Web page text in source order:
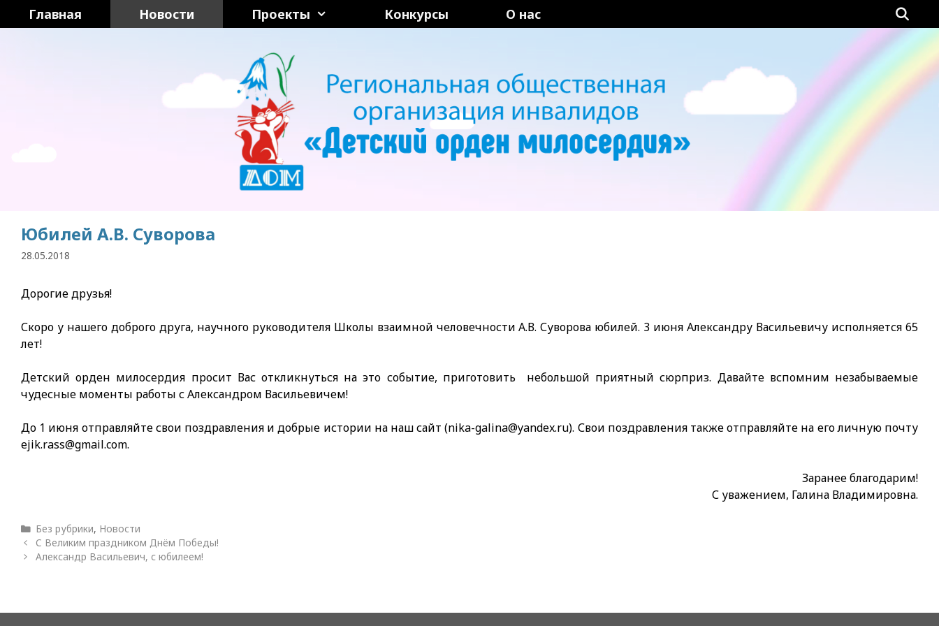
Перейти
к
Главная Новости Проекты Конкурсы О нас
Юбилей А.В. Суворова
28.05.2018
Дорогие друзья!
Скоро у нашего доброго друга, научного руководителя Школы взаимной человечности А.В. Суворова юбилей. 3 июня Александру Васильевичу исполняется 65
лет!
Детский орден милосердия просит Вас откликнуться на это событие, приготовить небольшой приятный сюрприз. Давайте вспомним незабываемые
чудесные моменты работы с Александром Васильевичем!
До 1 июня отправляйте свои поздравления и добрые истории на наш сайт (nika-galina@yandex.ru). Свои поздравления также отправляйте на его личную почту
ejik.rass@gmail.com.
Заранее благодарим!
С уважением, Галина Владимировна.
Рубрики
Без рубрики, Новости
С Великим праздником Днём Победы!
Александр Васильевич, с юбилеем!